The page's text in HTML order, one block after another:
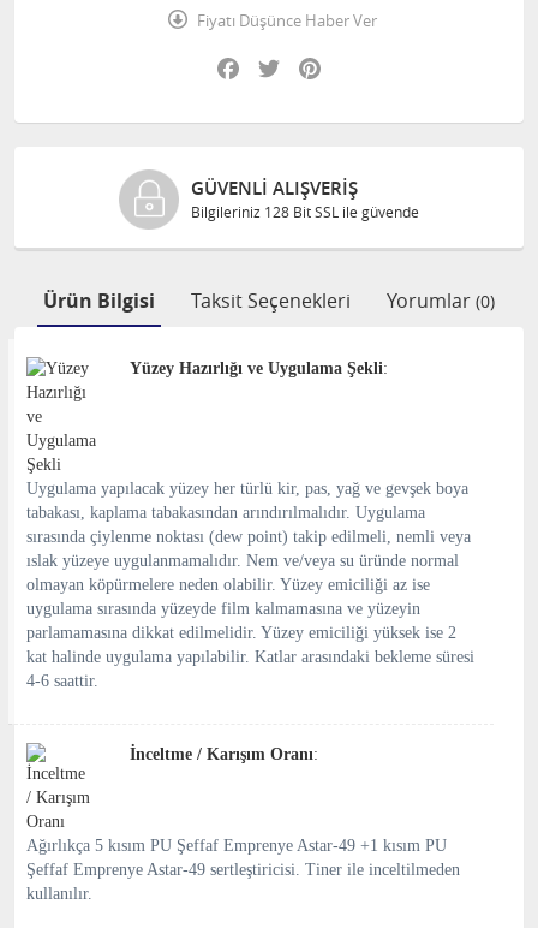
Fiyatı Düşünce Haber Ver
Facebook
Twitter
GÜVENLI ALIŞVERIŞ
Bilgileriniz 128 Bit SSL ile güvende
Ürün Bilgisi Taksit Seçenekleri Yorumlar (0)
Yüzey Hazırlığı ve Uygulama Şekli:
Uygulama yapılacak yüzey her türlü kir, pas, yağ ve gevşek boya
tabakası, kaplama tabakasından arındırılmalıdır. Uygulama
sırasında çiylenme noktası (dew point) takip edilmeli, nemli veya
ıslak yüzeye uygulanmamalıdır. Nem ve/veya su üründe normal
olmayan köpürmelere neden olabilir. Yüzey emiciliği az ise
uygulama sırasında yüzeyde film kalmamasına ve yüzeyin
parlamamasına dikkat edilmelidir. Yüzey emiciliği yüksek ise 2
kat halinde uygulama yapılabilir. Katlar arasındaki bekleme süresi
4-6 saattir.
İnceltme / Karışım Oranı:
Ağırlıkça 5 kısım PU Şeffaf Emprenye Astar-49 +1 kısım PU
Şeffaf Emprenye Astar-49 sertleştiricisi. Tiner ile inceltilmeden
kullanılır.